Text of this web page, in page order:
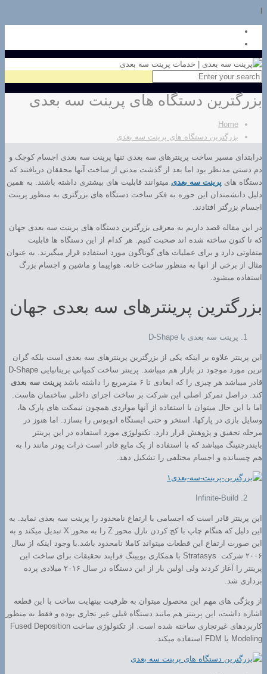
بزرگترین دستگاه های پرینت سه بعدی
Home
بزرگترین دستگاه های پرینت سه بعدی
درابتدای مسیر ساخت پرینترهای سه بعدی تنها پرینت سه بعدی اجسام کوچک و
دم دستی مدنظر بود اما بعد از گذشت مدتی از ساخت آنها محققان دریافتند که
دستگاه های پرینت سه بعدی میتوانند قابلیت های بیشتری داشته باشند. به همین
دلیل دانشمندان این حوزه به فکر ساخت دستگاه های بزرگتری به منظور پرینت
اجسام بزرگتر افتادند.
در این مقاله قصد داریم به معرفی بزرگترین دستگاه های پرینت سه بعدی جهان
که تا کنون ساخته شده اند صحبت کنیم. هر کدام از این دستگاه ها قابلیت
متفاوتی دارد و برای عملیات های گوناگون مورد استفاده قرار میگیرند. به عنوان
مثال از برخی از انها به منظور ساخت خانه، هواپیما و ماشین و اجسام بزرگ
استفاده میشود.
بزرگترین پرینترهای سه بعدی جهان
پرینت سه بعدی با D-Shape
این پرینتر علاوه بر اینکه یکی از بزرگترین پرینترهای سه بعدی است بلکه گران
ترین مورد موجود در بازار هم میباشد. پرینتر ساخت کمپانی بریتانیایی D-Shape
قادر میباشد هر چیزی را که ابعادی تا ۶ مترمربع را داشته باشد
پرینت سه بعدی
کند. دراصل تمرکز اصلی این شرکت بر ساخت اجزای داخلی ساختمان هاست.
اما با این حال میتوان با استفاده از آنها مواردی همچون نیمکت های پارک ها،
وسایل بازی در پارکها، استخر و حتی ایستگاه اتوبوس را بسازد. اما هنوز در
مرحله تحقیق و پژوهش قرار دارد. تکنولوژی مورد استفاده در این پرینتر
بایندرجتینگ میباشد که با استفاده از یک مایع قادر است ذرات پودر مانند را به
هم چسبانده و اجسام مختلفی را تشکیل دهد.
Infinite-Build
این پرینتر قادر است که اجسامی با ارتفاع نامحدود را پرینت سه بعدی نماید. به
این دلیل که هنگام چاپ با کج کردن نازل محور Z را به محور X تبدیل میکند و به
این صورت ارتفاع این قطعات میتواند کاملا نامحدود باشد.با وجود اینکه از سال
۲۰۰۶ شرکت Stratasys با همکاری بویینگ فرایند تحقیقات برای ساخت این
پرینتر را آغاز کردند ولی اولین بار از این دستگاه در سال ۲۰۱۶ میلادی پرده
برداری شد.
از ویژگی های مهم این محصول میتوان به ظرفیت بینهایت ساخت با این قطعه
اشاره داشت، این پرینتر هم مانند دستگاه قبلی غیر تجاری بوده و فقط به منظور
کاربردهای غیرتجاری ساخته شده است. از تکنولوژی ساخت Fused Deposition
Modeling یا FDM استفاده میکند.